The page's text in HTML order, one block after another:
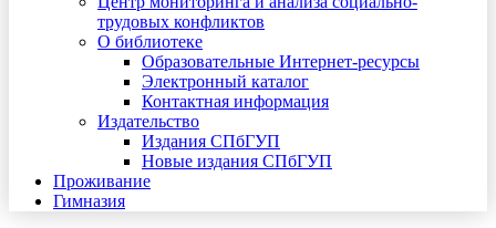
трудовых конфликтов
О библиотеке
Образовательные Интернет-ресурсы
Электронный каталог
Контактная информация
Издательство
Издания СПбГУП
Новые издания СПбГУП
Проживание
Гимназия